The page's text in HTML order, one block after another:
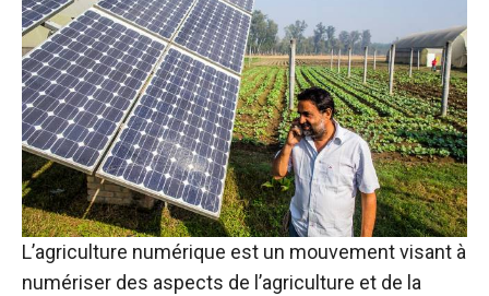
L’agriculture numérique est un mouvement visant à
numériser des aspects de l’agriculture et de la